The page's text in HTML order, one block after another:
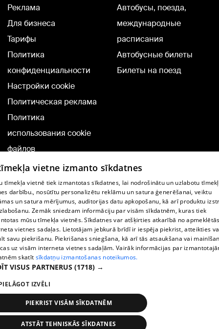
Реклама
Для бизнеса
Тарифы
Политика
конфиденциальности
Настройки cookie
Политическая реклама
Политика
использования cookie
файлов
Добавление
комментариев
Автобусы, поезда,
международные
расписания
Автобусные билеты
Билеты на поезд
TВ-программа
Условия договора
360 Ziņu kontakti
Helio Media
Служба помощи портала: э-почта -
All rights reserved.
vietne izmanto sīkdatnes
tīmekļa vietnē tiek izmantotas sīkdatnes, lai nodrošinātu un uzlabotu
darbību., nosūtītu personalizētu reklāmu un satura ģenerēšanai, veiktu
un satura mērījumus, auditorijas datu apkopošanu, kā arī produktu
Zemāk sniedzam informāciju par visām sīkdatnēm, kuras tiek
mūsu tīmekļa vietnēs. Sīkdatnes var atšķirties atkarībā no
vietnes sadaļas. Lietotājam jebkurā brīdī ir iespēja piekrist, atteikties
savu piekrišanu. Piekrišanas sniegšana, kā arī tās atsaukšana vai
uz visām interneta vietnes sadaļām. Vairāk informācijas par
skatīt sīkdatņu izmantošanas noteikumos.
VISUS PARTNERUS (1718) →
IZVĒLI
PIEKRIST VISĀM SĪKDATNĒM
ATSTĀT TEHNISKĀS SĪKDATNES